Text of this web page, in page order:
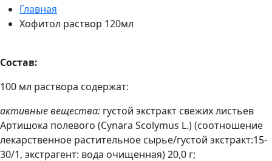
Главная
Хофитол раствор 120мл
Состав:
100 мл раствора содержат:
активные вещества: густой экстракт свежих листьев
Артишока полевого (Cynara Scolymus L.) (соотношение
лекарственное растительное сырье/густой экстракт:15-
30/1, экстрагент: вода очищенная) 20,0 г;